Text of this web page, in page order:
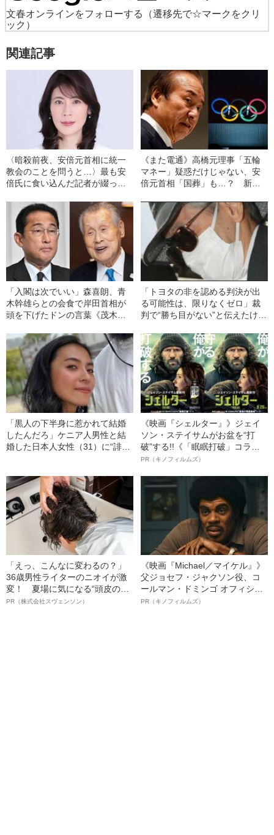
文春オンラインをフォローする
（遷移先で☆マークをクリ
ック）
関連記事
〈暗殺前夜、安倍元首相に統一
教会のことを問うと…〉最も安
倍氏に食い込んだ記者が綴っ
《また電通》高橋元理事「五輪
マネー」疑惑だけじゃない、安
倍元首相「国葬」も…？ 新聞
ぎた
「入閣は次でいい」森喜朗、青
木幹雄らとの会食で岸田首相が
頭を下げたドンの言葉《茂木交
「トヨタの非を認める判決が出
る可能性は、限りなくゼロ」裁
判で“勝ち目がない”と伝えたけれ
幸三を説得できなかった「長男
の葛藤」
「黒人の下半身に惹かれて結婚
したんだろ」ケニア人男性と結
婚した日本人女性（31）に“誹謗
《映画『シェルター』》ジェイ
ソン・ステイサムがお盆を“打
破”する!!《「眠眠打破」コラ
ボ》
PR（キノフィルムズ）
「えっ、こんなに変わるの？」
36歳男性ライターのニオイが激
変！ 夏場に気になる“頭皮のニ
オイ”や“ベタつき”を解消す
PR（株式会社スヴェンソン）
《映画『Michael／マイケル』》
父ジョセフ・ジャクソン役、コ
ールマン・ドミンゴ オフィシャ
ルインタビュー“観客を魅了した
PR（キノフィルムズ）